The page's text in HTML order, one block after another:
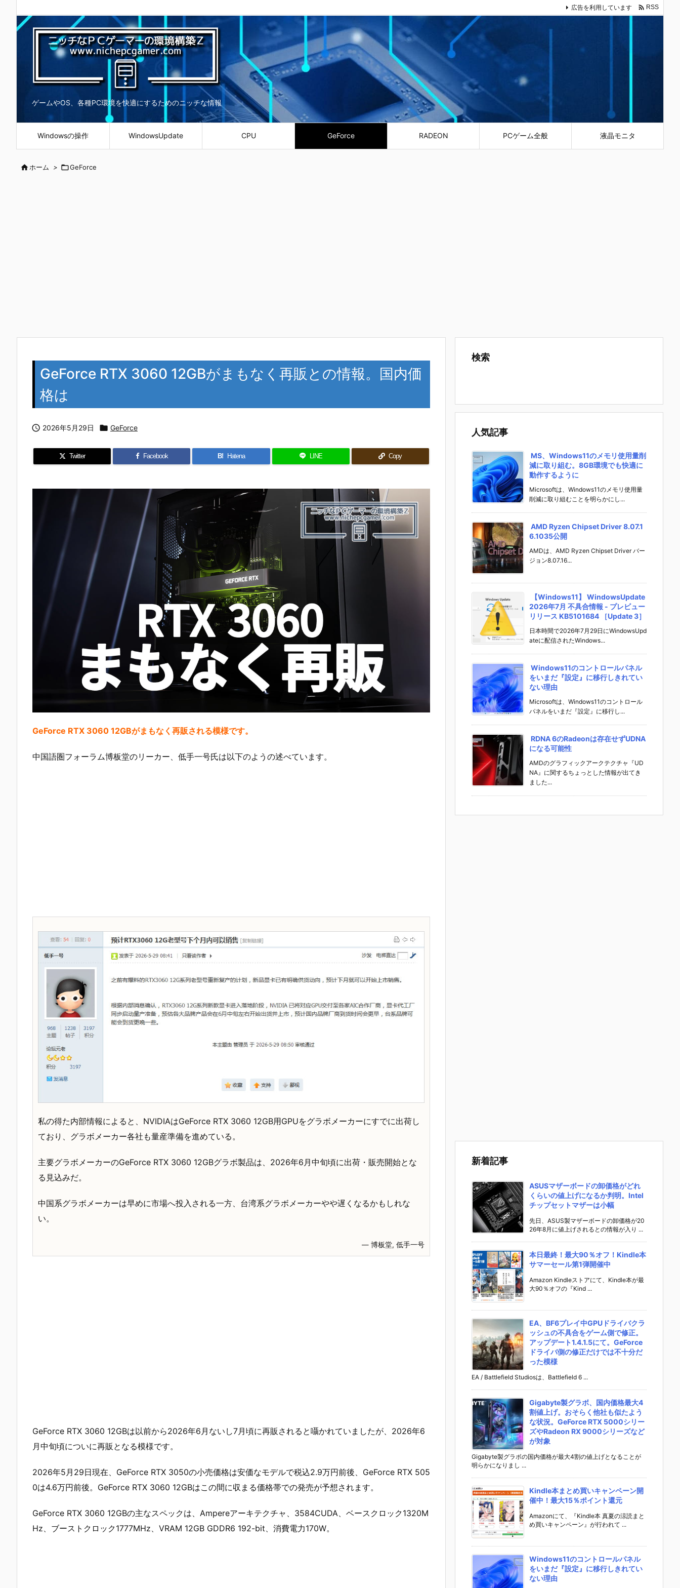
ゲームやOS、各種PC環境を快適にするためのニッチな情報
Windowsの操作 WindowsUpdate CPU GeForce RADEON PCゲーム全般 液晶モニタ
広告を利用しています  RSS
ホーム > GeForce
GeForce RTX 3060 12GBがまもなく再販との情報。国内価
格は
 2026年5月29日  GeForce
Twitter Facebook B! Hatena LINE Copy
GeForce RTX 3060 12GBがまもなく再販される模様です。
中国語圏フォーラム博板堂のリーカー、低手一号氏は以下のようの述べています。
私の得た内部情報によると、NVIDIAはGeForce RTX 3060 12GB用GPUをグラボメーカーにすでに出荷し
ており、グラボメーカー各社も量産準備を進めている。
主要グラボメーカーのGeForce RTX 3060 12GBグラボ製品は、2026年6月中旬頃に出荷・販売開始とな
る見込みだ。
中国系グラボメーカーは早めに市場へ投入される一方、台湾系グラボメーカーやや遅くなるかもしれな
い。
― 博板堂, 低手一号
GeForce RTX 3060 12GBは以前から2026年6月ないし7月頃に再販されると囁かれていましたが、2026年6
月中旬頃についに再販となる模様です。
2026年5月29日現在、GeForce RTX 3050の小売価格は安価なモデルで税込2.9万円前後、GeForce RTX 505
0は4.6万円前後。GeForce RTX 3060 12GBはこの間に収まる価格帯での発売が予想されます。
GeForce RTX 3060 12GBの主なスペックは、Ampereアーキテクチャ、3584CUDA、ベースクロック1320M
Hz、ブーストクロック1777MHz、VRAM 12GB GDDR6 192-bit、消費電力170W。
検索
人気記事
MS、Windows11のメモリ使用量削
減に取り組む。8GB環境でも快適に
動作するように
Microsoftは、Windows11のメモリ使用量
削減に取り組むことを明らかにし...
AMD Ryzen Chipset Driver 8.07.1
6.1035公開
AMDは、AMD Ryzen Chipset Driver バー
ジョン8.07.16...
【Windows11】 WindowsUpdate
2026年7月 不具合情報 - プレビュー
リリース KB5101684 ［Update 3］
日本時間で2026年7月29日にWindowsUpd
ateに配信されたWindows...
Windows11のコントロールパネル
をいまだ『設定』に移行しきれてい
ない理由
Microsoftは、Windows11のコントロール
パネルをいまだ『設定』に移行し...
RDNA 6のRadeonは存在せずUDNA
になる可能性
AMDのグラフィックアークテクチャ『UD
NA』に関するちょっとした情報が出てき
ました...
新着記事
ASUSマザーボードの卸価格がどれ
くらいの値上げになるか判明。Intel
チップセットマザーは小幅
先日、ASUS製マザーボードの卸価格が20
26年8月に値上げされるとの情報が入り ...
本日最終！最大90％オフ！Kindle本
サマーセール第1弾開催中
Amazon Kindleストアにて、Kindle本が最
大90％オフの『Kind ...
EA、BF6プレイ中GPUドライバクラ
ッシュの不具合をゲーム側で修正。
アップデート1.4.1.5にて。GeForce
ドライバ側の修正だけでは不十分だ
った模様
EA / Battlefield Studiosは、Battlefield 6 ...
Gigabyte製グラボ、国内価格最大4
割値上げ。おそらく他社も似たよう
な状況。GeForce RTX 5000シリー
ズやRadeon RX 9000シリーズなど
が対象
Gigabyte製グラボの国内価格が最大4割の値上げとなることが
明らかになりまし ...
Kindle本まとめ買いキャンペーン開
催中！最大15％ポイント還元
Amazonにて、『Kindle本 真夏の涼読まと
め買いキャンペーン』が行われて ...
Windows11のコントロールパネル
をいまだ『設定』に移行しきれてい
ない理由